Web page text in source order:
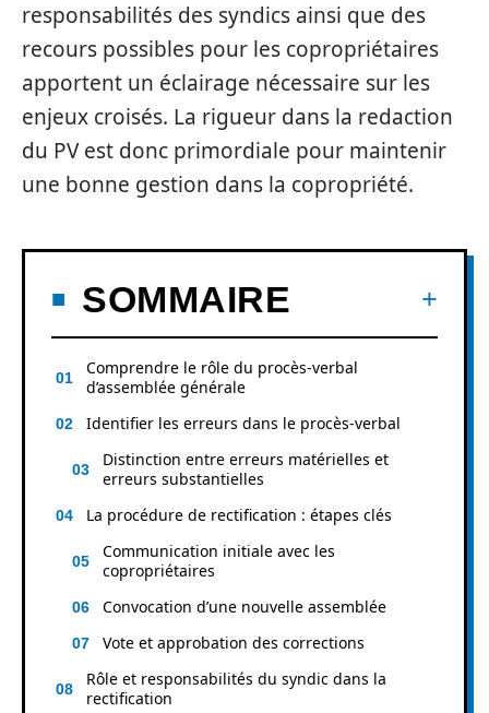
responsabilités des syndics ainsi que des
recours possibles pour les copropriétaires
apportent un éclairage nécessaire sur les
enjeux croisés. La rigueur dans la redaction
du PV est donc primordiale pour maintenir
une bonne gestion dans la copropriété.
SOMMAIRE
Comprendre le rôle du procès-verbal
d’assemblée générale
Identifier les erreurs dans le procès-verbal
Distinction entre erreurs matérielles et
erreurs substantielles
La procédure de rectification : étapes clés
Communication initiale avec les
copropriétaires
Convocation d’une nouvelle assemblée
Vote et approbation des corrections
Rôle et responsabilités du syndic dans la
rectification